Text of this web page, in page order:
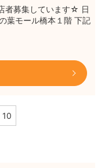
者募集しています☆ 日
葉モール橋本１階 下記
10